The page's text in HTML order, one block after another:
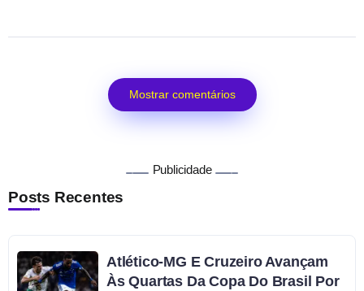
Mostrar comentários
Publicidade
Posts Recentes
Atlético-MG E Cruzeiro Avançam
Às Quartas Da Copa Do Brasil Por